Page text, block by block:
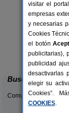
Buscar
Comunidades:
visitar el
empresas
y necesarias
Cookies
el botón
publicitarias),
publicidad
desactivarlas
elegir su
Cookies”.
COOKIES.